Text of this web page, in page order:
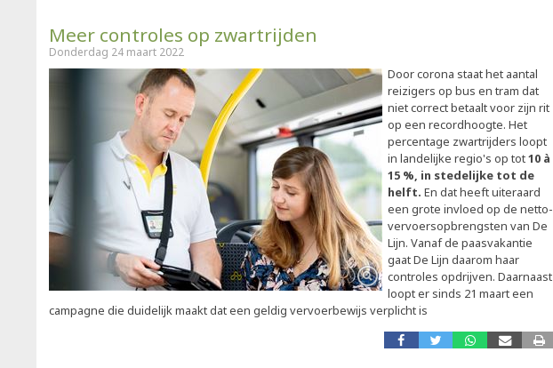
Meer controles op zwartrijden
Donderdag 24 maart 2022
Door corona staat het aantal
reizigers op bus en tram dat
niet correct betaalt voor zijn rit
op een recordhoogte. Het
percentage zwartrijders loopt
in landelijke regio's op tot10 à
15 %, in stedelijke tot de
helft. En dat heeft uiteraard
een grote invloed op de netto-
vervoersopbrengsten van De
Lijn. Vanaf de paasvakantie
gaat De Lijn daarom haar
controles opdrijven. Daarnaast
loopt er sinds 21 maart een
campagne die duidelijk maakt dat een geldig vervoerbewijs verplicht is